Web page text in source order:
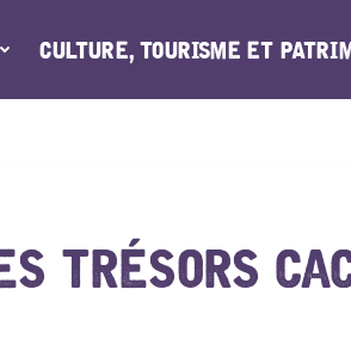
CULTURE, TOURISME ET
TRÉSORS